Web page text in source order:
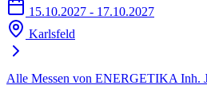
15.10.2027 - 17.10.2027
Karlsfeld
Alle Messen von ENERGETIKA Inh.